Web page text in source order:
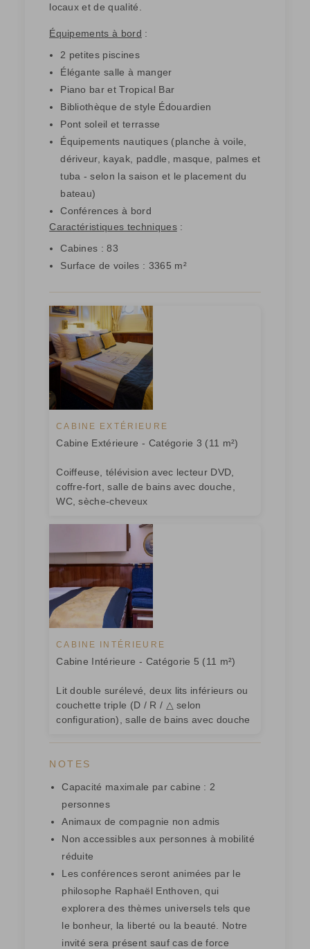
locaux et de qualité.
Équipements à bord :
2 petites piscines
Élégante salle à manger
Piano bar et Tropical Bar
Bibliothèque de style Édouardien
Pont soleil et terrasse
Équipements nautiques (planche à voile,
dériveur, kayak, paddle, masque, palmes et
tuba - selon la saison et le placement du
bateau)
Conférences à bord
Caractéristiques techniques:
Cabines : 83
Surface de voiles : 3365 m²
CABINE EXTÉRIEURE
Cabine Extérieure - Catégorie 3 (11 m²)
Coiffeuse, télévision avec lecteur DVD,
coffre-fort, salle de bains avec douche,
WC, sèche-cheveux
CABINE INTÉRIEURE
Cabine Intérieure - Catégorie 5 (11 m²)
Lit double surélevé, deux lits inférieurs ou
couchette triple (D / R / △ selon
configuration), salle de bains avec douche
NOTES
Capacité maximale par cabine : 2
personnes
Animaux de compagnie non admis
Non accessibles aux personnes à mobilité
réduite
Les conférences seront animées par le
philosophe Raphaël Enthoven, qui
explorera des thèmes universels tels que
le bonheur, la liberté ou la beauté. Notre
invité sera présent sauf cas de force